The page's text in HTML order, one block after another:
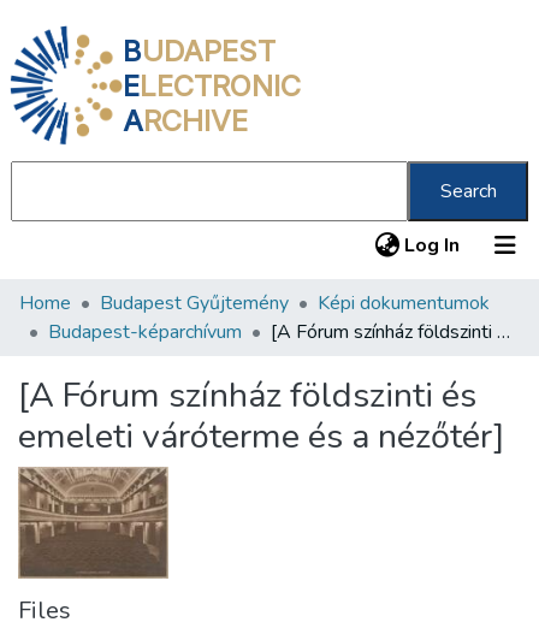
BUDAPEST
ELECTRONIC
ARCHIVE
Search
Log In (current)
Communities & Collections
Statistics
About us
Home Budapest Gyűjtemény
Képi dokumentumok
Budapest-képarchívum
[A Fórum színház földszinti és emeleti váróterme és a nézőtér]
[A Fórum színház földszinti és
emeleti váróterme és a nézőtér]
Files